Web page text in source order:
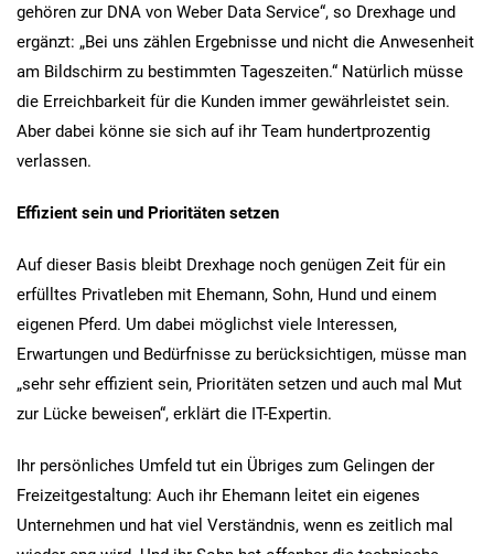
gehören zur DNA von Weber Data Service“, so Drexhage und
ergänzt: „Bei uns zählen Ergebnisse und nicht die Anwesenheit
am Bildschirm zu bestimmten Tageszeiten.“ Natürlich müsse
die Erreichbarkeit für die Kunden immer gewährleistet sein.
Aber dabei könne sie sich auf ihr Team hundertprozentig
verlassen.
Effizient sein und Prioritäten setzen
Auf dieser Basis bleibt Drexhage noch genügen Zeit für ein
erfülltes Privatleben mit Ehemann, Sohn, Hund und einem
eigenen Pferd. Um dabei möglichst viele Interessen,
Erwartungen und Bedürfnisse zu berücksichtigen, müsse man
„sehr sehr effizient sein, Prioritäten setzen und auch mal Mut
zur Lücke beweisen“, erklärt die IT-Expertin.
Ihr persönliches Umfeld tut ein Übriges zum Gelingen der
Freizeitgestaltung: Auch ihr Ehemann leitet ein eigenes
Unternehmen und hat viel Verständnis, wenn es zeitlich mal